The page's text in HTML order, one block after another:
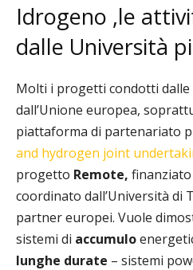
Idrogeno ,le
dalle Università
Molti i progetti condotti
dall’Unione europea,
piattaforma di partenariato
and hydrogen joint
progetto Remote, finanziato
coordinato dall’Università di
partner europei. Vuole
sistemi di accumulo
lunghe durate – sistemi